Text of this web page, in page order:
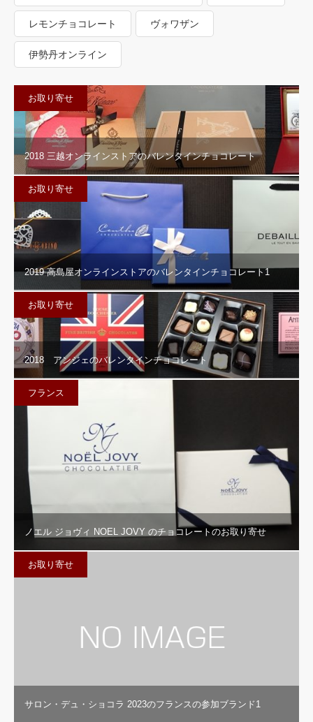
レモンチョコレート ヴォワザン
伊勢丹オンライン
お取り寄せ
2018 三越オンラインストアのバレンタインチョコレート
お取り寄せ
2019 高島屋オンラインストアのバレンタインチョコレート1
お取り寄せ
2018 アンジェのバレンタインチョコレート
フランス
ノエル ジョヴィ NOEL JOVY のチョコレートのお取り寄せ
お取り寄せ
サロン・デュ・ショコラ 2023のフランスの参加ブランド1